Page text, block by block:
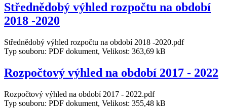
Střednědobý výhled rozpočtu na období
2018 -2020
Střednědobý výhled rozpočtu na období 2018 -2020.pdf
Typ souboru: PDF dokument, Velikost: 363,69 kB
Rozpočtový výhled na období 2017 - 2022
Rozpočtový výhled na období 2017 - 2022.pdf
Typ souboru: PDF dokument, Velikost: 355,48 kB